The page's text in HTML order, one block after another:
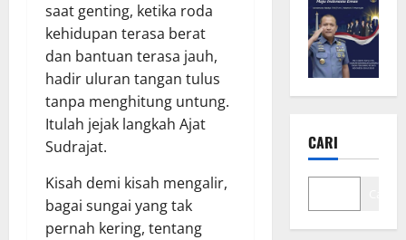
saat genting, ketika roda
kehidupan terasa berat
dan bantuan terasa jauh,
hadir uluran tangan tulus
tanpa menghitung untung.
Itulah jejak langkah Ajat
Sudrajat.
Kisah demi kisah mengalir,
bagai sungai yang tak
pernah kering, tentang
CARI